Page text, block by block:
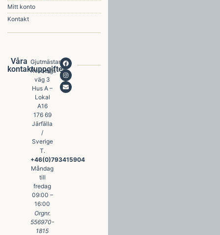
Mitt konto
Kontakt
Våra
kontaktuppgifter
Gjutmästare
Rosbergs
väg 3
Hus A –
Lokal
A16
176 69
Järfälla
/
Sverige
T.
+46(0)793415904
Måndag
till
fredag
09:00 –
16:00
Orgnr.
556970-
1815